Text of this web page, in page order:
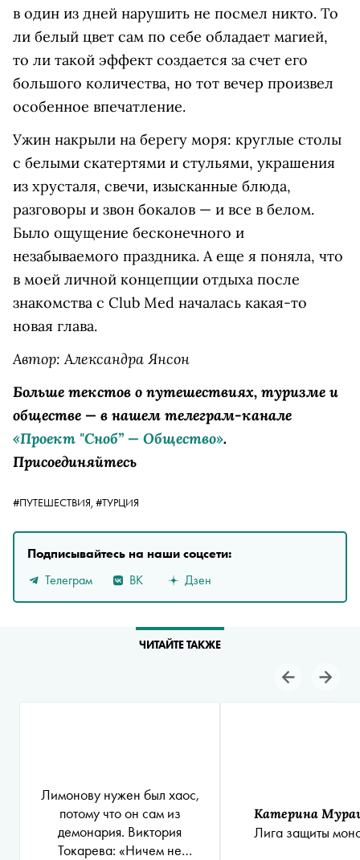
в один из дней нарушить не посмел никто. То
ли белый цвет сам по себе обладает магией,
то ли такой эффект создается за счет его
большого количества, но тот вечер произвел
особенное впечатление.
Ужин накрыли на берегу моря: круглые столы
с белыми скатертями и стульями, украшения
из хрусталя, свечи, изысканные блюда,
разговоры и звон бокалов — и все в белом.
Было ощущение бесконечного и
незабываемого праздника. А еще я поняла, что
в моей личной концепции отдыха после
знакомства с Club Med началась какая-то
новая глава.
Автор: Александра Янсон
Больше текстов о путешествиях, туризме и
обществе — в нашем телеграм-канале
«Проект "Сноб” — Общество».
Присоединяйтесь
#ПУТЕШЕСТВИЯ, #ТУРЦИЯ
Подписывайтесь на наши соцсети:
Телеграм
ВК Дзен
ЧИТАЙТЕ ТАКЖЕ
Лимонову нужен был хаос,
потому что он сам из
демонария. Виктория
Токарева: «Ничем не
Катерина
Лига защиты